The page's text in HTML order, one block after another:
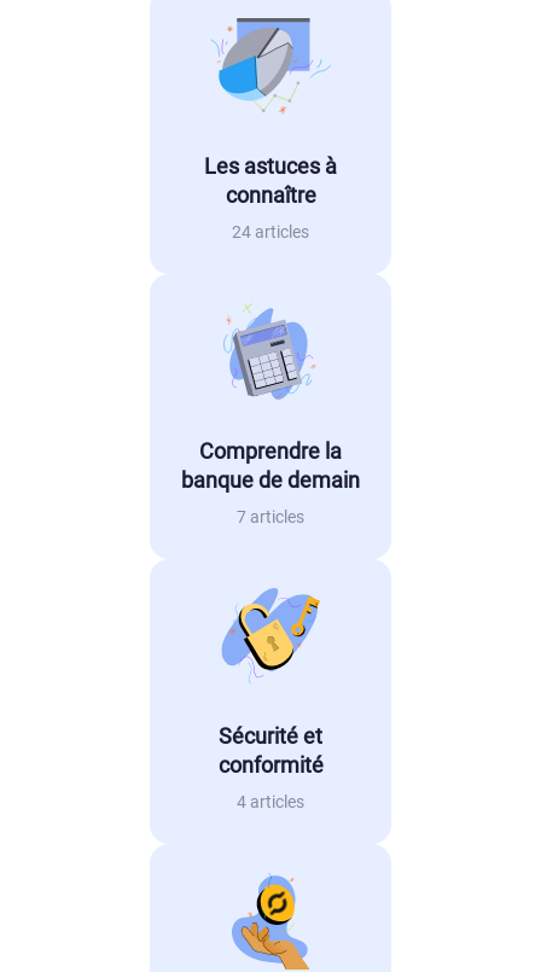
Les astuces à
connaître
24 articles
Comprendre la
banque de demain
7 articles
Sécurité et
conformité
4 articles